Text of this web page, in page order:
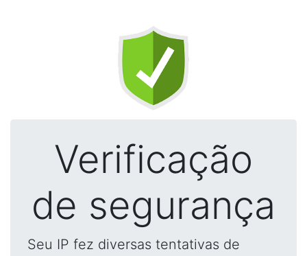
Verificação
de segurança
Seu IP fez diversas tentativas de